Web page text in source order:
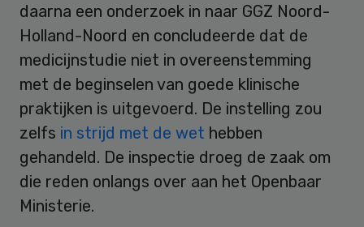
daarna een onderzoek in naar GGZ Noord-
Holland-Noord en concludeerde dat de
medicijnstudie niet in overeenstemming
met de beginselen van goede klinische
praktijken is uitgevoerd. De instelling zou
zelfs in strijd met de wet hebben
gehandeld. De inspectie droeg de zaak om
die reden onlangs over aan het Openbaar
Ministerie.